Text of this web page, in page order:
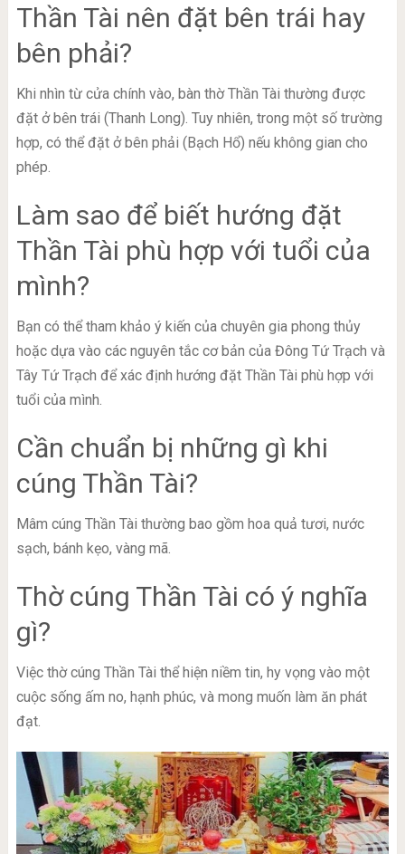
Thần Tài nên đặt bên trái hay
bên phải?
Khi nhìn từ cửa chính vào, bàn thờ Thần Tài thường được
đặt ở bên trái (Thanh Long). Tuy nhiên, trong một số trường
hợp, có thể đặt ở bên phải (Bạch Hổ) nếu không gian cho
phép.
Làm sao để biết hướng đặt
Thần Tài phù hợp với tuổi của
mình?
Bạn có thể tham khảo ý kiến của chuyên gia phong thủy
hoặc dựa vào các nguyên tắc cơ bản của Đông Tứ Trạch và
Tây Tứ Trạch để xác định hướng đặt Thần Tài phù hợp với
tuổi của mình.
Cần chuẩn bị những gì khi
cúng Thần Tài?
Mâm cúng Thần Tài thường bao gồm hoa quả tươi, nước
sạch, bánh kẹo, vàng mã.
Thờ cúng Thần Tài có ý nghĩa
gì?
Việc thờ cúng Thần Tài thể hiện niềm tin, hy vọng vào một
cuộc sống ấm no, hạnh phúc, và mong muốn làm ăn phát
đạt.